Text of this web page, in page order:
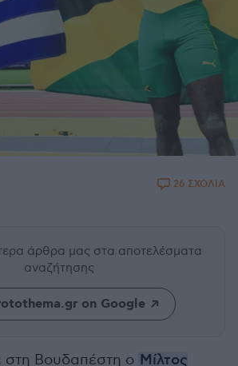
26 ΣΧΟΛΙΑ
άρθρα μας στα αποτελέσματα
αναζήτησης
on Google
στη Βουδαπέστη ο Μίλτος